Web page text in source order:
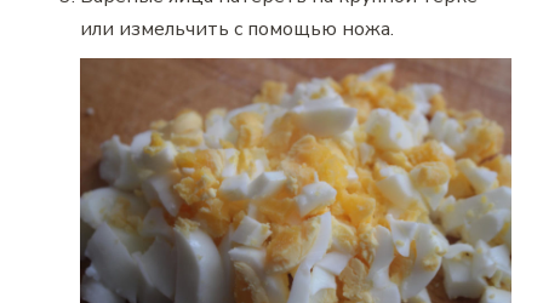
или измельчить с помощью ножа.